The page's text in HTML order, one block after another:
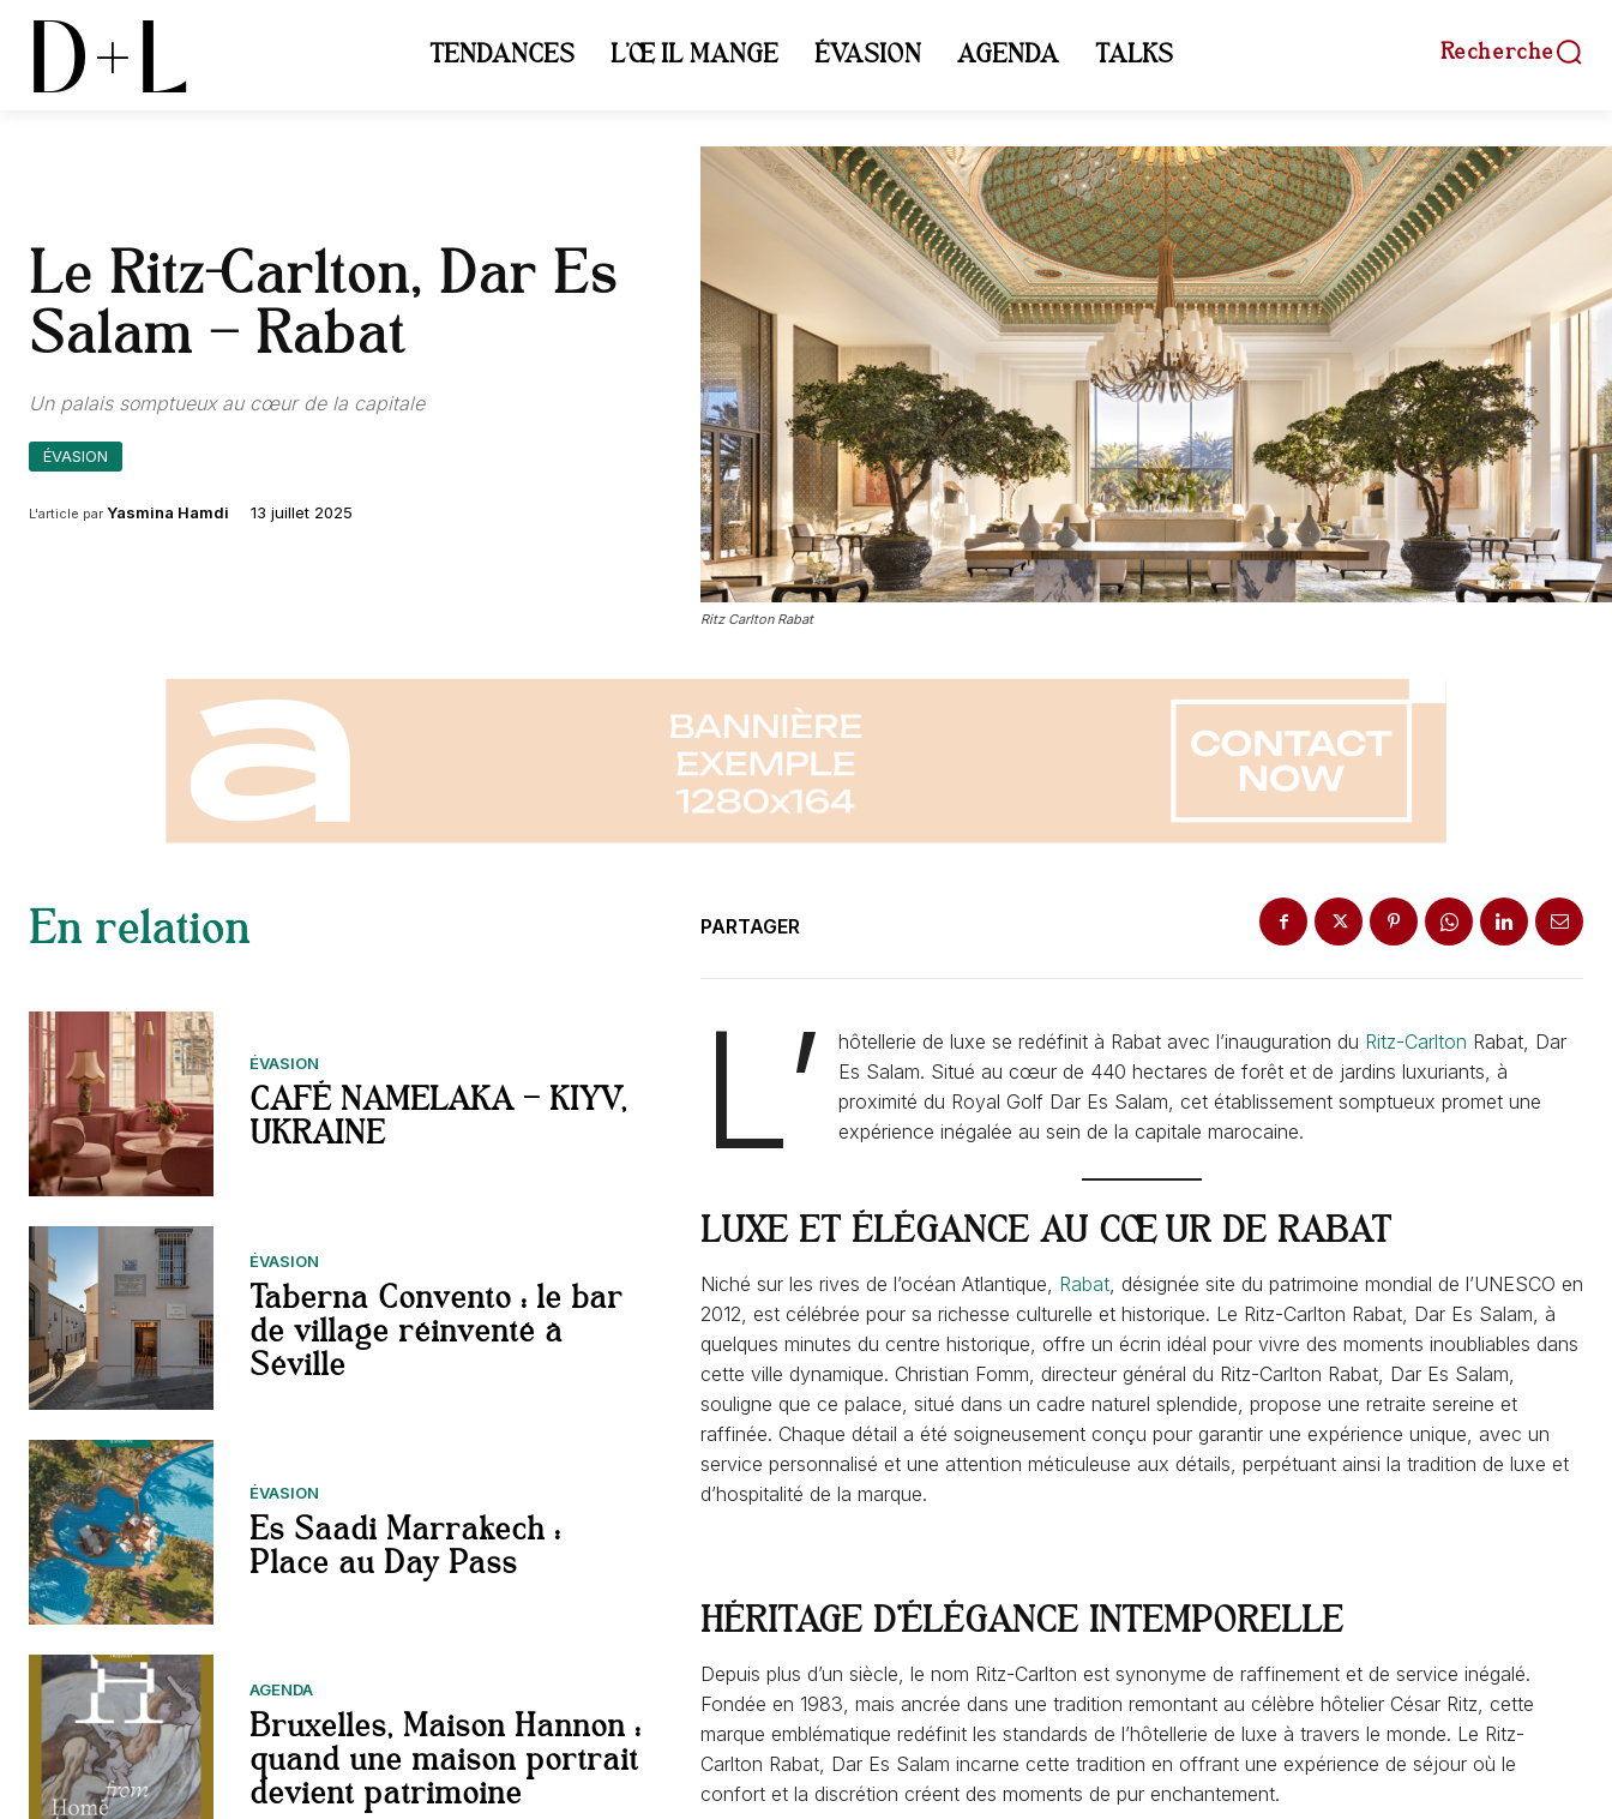
D+L TENDANCES L’ŒIL MANGE ÉVASION AGENDA TALKS Recherche
Le Ritz-Carlton, Dar Es
Salam – Rabat
Un palais somptueux au cœur de la capitale
ÉVASION
L'article par Yasmina Hamdi 13 juillet 2025
Ritz Carlton Rabat
En relation
ÉVASION
CAFÉ NAMELAKA – KIYV,
UKRAINE
ÉVASION
Taberna Convento : le bar
de village réinventé à
Séville
ÉVASION
Es Saadi Marrakech :
Place au Day Pass
AGENDA
Bruxelles, Maison Hannon :
quand une maison portrait
devient patrimoine
PARTAGER
L’ hôtellerie de luxe se redéfinit à Rabat avec l’inauguration du Ritz-Carlton Rabat, Dar
Es Salam. Situé au cœur de 440 hectares de forêt et de jardins luxuriants, à
proximité du Royal Golf Dar Es Salam, cet établissement somptueux promet une
expérience inégalée au sein de la capitale marocaine.
LUXE ET ÉLÉGANCE AU CŒUR DE RABAT
Niché sur les rives de l’océan Atlantique, Rabat, désignée site du patrimoine mondial de l’UNESCO en
2012, est célébrée pour sa richesse culturelle et historique. Le Ritz-Carlton Rabat, Dar Es Salam, à
quelques minutes du centre historique, offre un écrin idéal pour vivre des moments inoubliables dans
cette ville dynamique. Christian Fomm, directeur général du Ritz-Carlton Rabat, Dar Es Salam,
souligne que ce palace, situé dans un cadre naturel splendide, propose une retraite sereine et
raffinée. Chaque détail a été soigneusement conçu pour garantir une expérience unique, avec un
service personnalisé et une attention méticuleuse aux détails, perpétuant ainsi la tradition de luxe et
d’hospitalité de la marque.
HÉRITAGE D’ÉLÉGANCE INTEMPORELLE
Depuis plus d’un siècle, le nom Ritz-Carlton est synonyme de raffinement et de service inégalé.
Fondée en 1983, mais ancrée dans une tradition remontant au célèbre hôtelier César Ritz, cette
marque emblématique redéfinit les standards de l’hôtellerie de luxe à travers le monde. Le Ritz-
Carlton Rabat, Dar Es Salam incarne cette tradition en offrant une expérience de séjour où le
confort et la discrétion créent des moments de pur enchantement.